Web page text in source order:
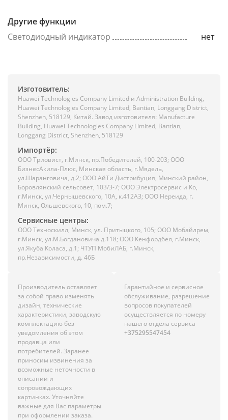
Другие функции
Светодиодный индикатор
нет
Изготовитель:
Huawei Technologies Company Limited и Administration Building,
Huawei Technologies Company Limited, Bantian, Longgang District,
Shenzhen, 518129, Китай. Завод изготовителя: Manufacture
Building, Huawei Technologies Company Limited, Bantian,
Longgang District, Shenzhen, 518129
Импортёр:
ООО Триовист, г.Минск, пр.Победителей, 100-203; ООО
БизнесАкила-Плюс, Минская область, г.Мядель,
ул.Шаранговича, д.2; ООО АйТи Дистрибуция, Минский район,
Боровлянский сельсовет, 103/3-7; ООО Электросервис и Ко,
г.Минск, ул.Чернышевского, 10А, к.412АЗ; ООО Нереида, г.
Минск, Ольшевского, 10, пом.7;
Сервисные центры:
ООО Техноскилл, Минск, ул. Притыцкого, 105; ООО Мобайлрем,
г.Минск, ул.М.Богдановича д.118; ООО Кенфордбел, г.Минск,
ул.Якуба Коласа, д.1; ЧТУП МобиЛАБ, г.Минск,
пр.Независимости, д. 46Б
Производитель оставляет
за собой право изменять
дизайн, технические
характеристики, заводскую
комплектацию без
уведомления об этом
продавца или
потребителей. Заранее
приносим извинения за
возможные неточности в
описании и
сопровождающих
картинках. Уточняйте
важные для Вас параметры
при оформлении заказа.
Гарантийное и сервисное
обслуживание, разрешение
вопросов покупателей
осуществляется по номеру
нашего отдела сервиса
+375295547454